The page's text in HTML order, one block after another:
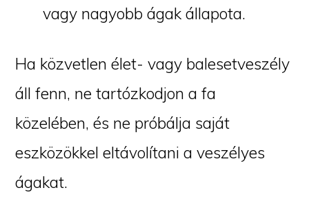
vagy nagyobb ágak állapota.
Ha közvetlen élet- vagy balesetveszély
áll fenn, ne tartózkodjon a fa
közelében, és ne próbálja saját
eszközökkel eltávolítani a veszélyes
ágakat.